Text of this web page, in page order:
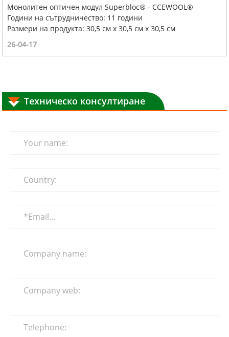
Монолитен оптичен модул Superbloc® - CCEWOOL®
Години на сътрудничество: 11 години
Размери на продукта: 30,5 см x 30,5 см x 30,5 см
26-04-17
Техническо консултиране